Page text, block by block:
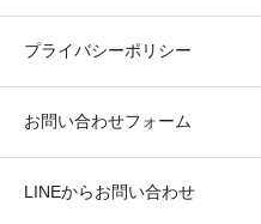
プライバシーポリシー
お問い合わせフォーム
LINEからお問い合わせ